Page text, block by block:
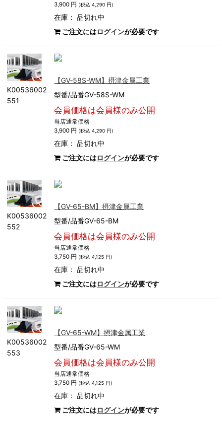
3,900 円 (税込 4,290 円)
在庫：品切れ中
ご注文にはログインが必要です
K00536002
551
【GV-58S-WM】摂津金属工業
型番/品番GV-58S-WM
会員価格は会員様のみ公開
当店通常価格
3,900 円 (税込 4,290 円)
在庫：品切れ中
ご注文にはログインが必要です
K00536002
552
【GV-65-BM】摂津金属工業
型番/品番GV-65-BM
会員価格は会員様のみ公開
当店通常価格
3,750 円 (税込 4,125 円)
在庫：品切れ中
ご注文にはログインが必要です
K00536002
553
【GV-65-WM】摂津金属工業
型番/品番GV-65-WM
会員価格は会員様のみ公開
当店通常価格
3,750 円 (税込 4,125 円)
在庫：品切れ中
ご注文にはログインが必要です